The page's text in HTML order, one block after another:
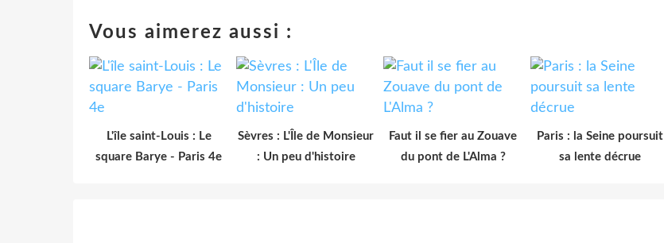
Vous aimerez aussi :
L'île saint-Louis : Le
square Barye - Paris 4e
Sèvres : L'Île de Monsieur
: Un peu d'histoire
Faut il se fier au Zouave
du pont de L'Alma ?
Paris : la Seine poursuit
sa lente décrue